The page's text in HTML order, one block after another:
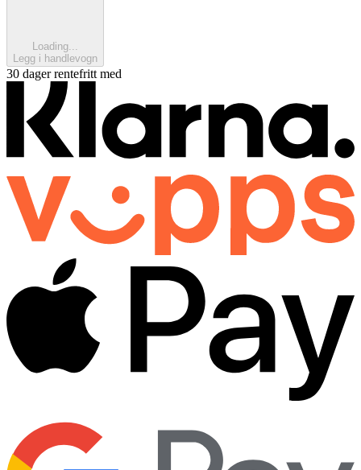
Loading...
Legg i handlevogn
30 dager rentefritt med